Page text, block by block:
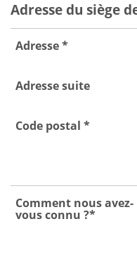
Adresse du siège
Adresse *
Adresse suite
Code postal *
Comment nous avez-
vous connu ?*